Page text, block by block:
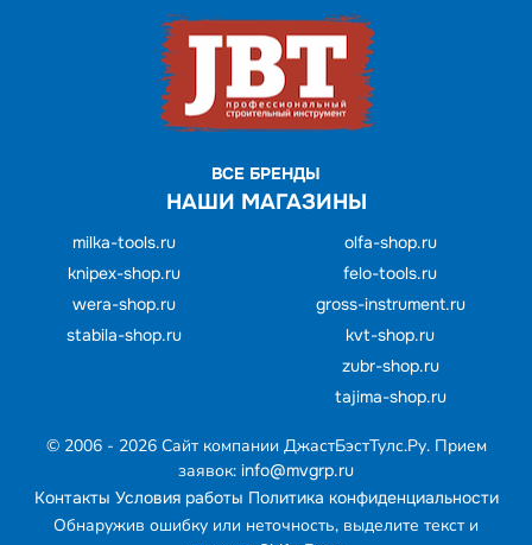
ВСЕ БРЕНДЫ
НАШИ МАГАЗИНЫ
milka-tools.ru
knipex-shop.ru
wera-shop.ru
stabila-shop.ru
olfa-shop.ru
felo-tools.ru
gross-instrument.ru
kvt-shop.ru
zubr-shop.ru
tajima-shop.ru
© 2006 - 2026 Cайт компании ДжастБэстТулс.Ру. Прием
заявок: info@mvgrp.ru
Контакты Условия работы Политика конфиденциальности
Обнаружив ошибку или неточность, выделите текст и